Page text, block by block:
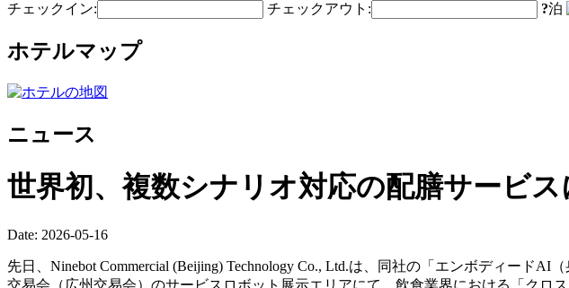
チェックイン:
チェックアウト: ?泊
ホテルマップ
ニュース
世界初、複数シナリオ対応の配膳サービ
Date: 2026-05-16
先日、Ninebot Commercial (Beijing) Technology Co., Ltd.は、同社の「エンボディード
交易会（広州交易会）のサービスロボット展示エリアにて、飲食業界における「クロ